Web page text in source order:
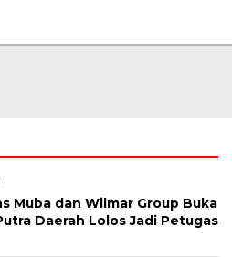
Muba dan Wilmar Group Buka
Daerah Lolos Jadi Petugas